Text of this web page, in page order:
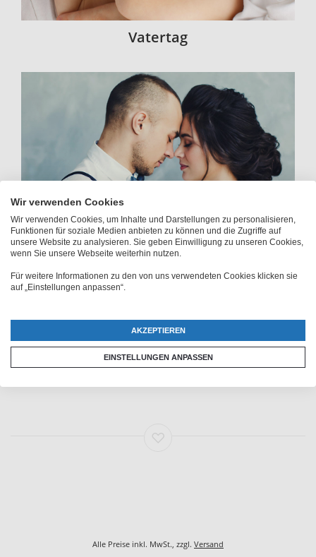
Vatertag
Hochzeit
Alle Preise inkl. MwSt., zzgl. Versand
Wir verwenden Cookies
Wir verwenden Cookies, um Inhalte und Darstellungen zu personalisieren,
Funktionen für soziale Medien anbieten zu können und die Zugriffe auf
unsere Website zu analysieren. Sie geben Einwilligung zu unseren Cookies,
wenn Sie unsere Webseite weiterhin nutzen.
Für weitere Informationen zu den von uns verwendeten Cookies klicken sie
auf „Einstellungen anpassen“.
AKZEPTIEREN
EINSTELLUNGEN ANPASSEN